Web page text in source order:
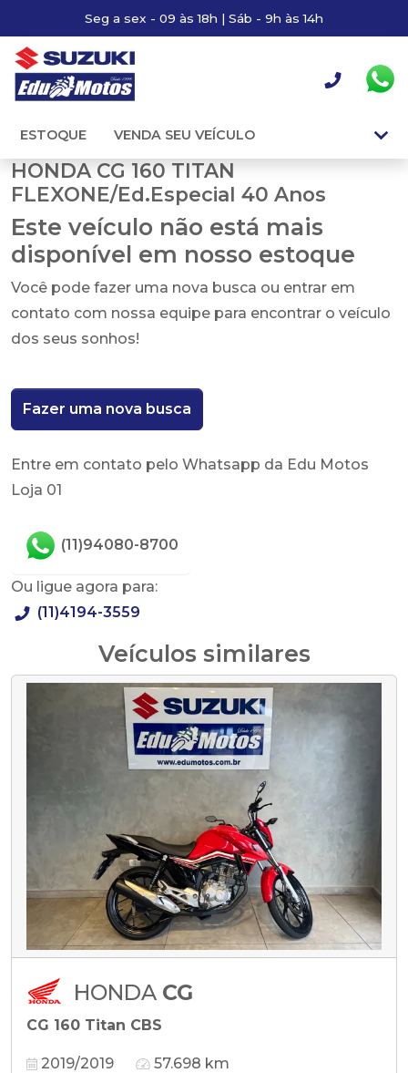
Seg a sex - 09 às 18h | Sáb - 9h às 14h
ESTOQUE VENDA SEU VEÍCULO
HONDA CG 160 TITAN
FLEXONE/Ed.Especial 40 Anos
Este veículo não está mais
disponível em nosso estoque
Você pode fazer uma nova busca ou entrar em
contato com nossa equipe para encontrar o veículo
dos seus sonhos!
Fazer uma nova busca
Entre em contato pelo Whatsapp da Edu Motos
Loja 01
(11)94080-8700
Ou ligue agora para:
(11)4194-3559
Veículos similares
HONDA CG
CG 160 Titan CBS
2019/2019 57.698 km